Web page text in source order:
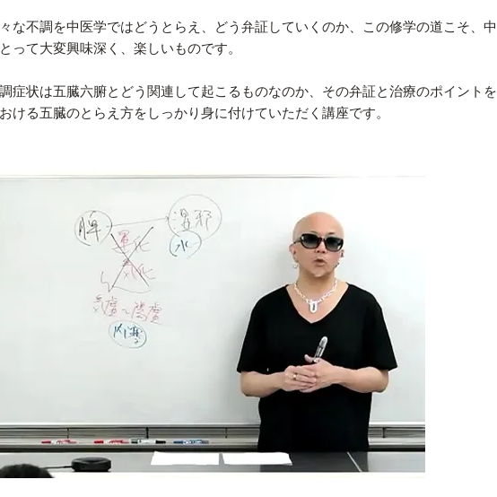
な不調を中医学ではどうとらえ、どう弁証していくのか、この修学の道こそ、中
って大変興味深く、楽しいものです。
症状は五臓六腑とどう関連して起こるものなのか、その弁証と治療のポイントを
ける五臓のとらえ方をしっかり身に付けていただく講座です。